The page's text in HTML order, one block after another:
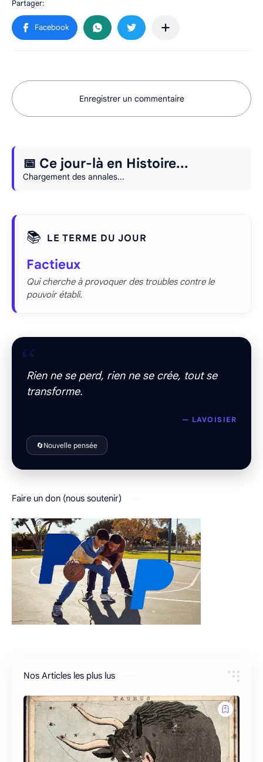
Enregistrer un commentaire
📅 Ce jour-là en Histoire...
Chargement des annales...
📚 LE TERME DU JOUR
Factieux
Qui cherche à provoquer des troubles contre le
pouvoir établi.
“
Rien ne se perd, rien ne se crée, tout se
transforme.
— LAVOISIER
🔄Nouvelle pensée
Faire un don (nous soutenir)
Nos Articles les plus lus